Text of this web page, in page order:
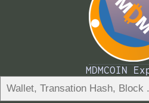
MDMCOIN